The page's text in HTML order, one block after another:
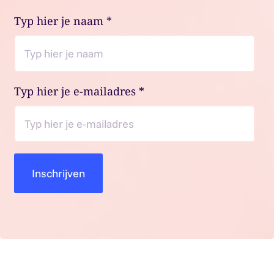
Typ hier je naam *
Typ hier je e-mailadres *